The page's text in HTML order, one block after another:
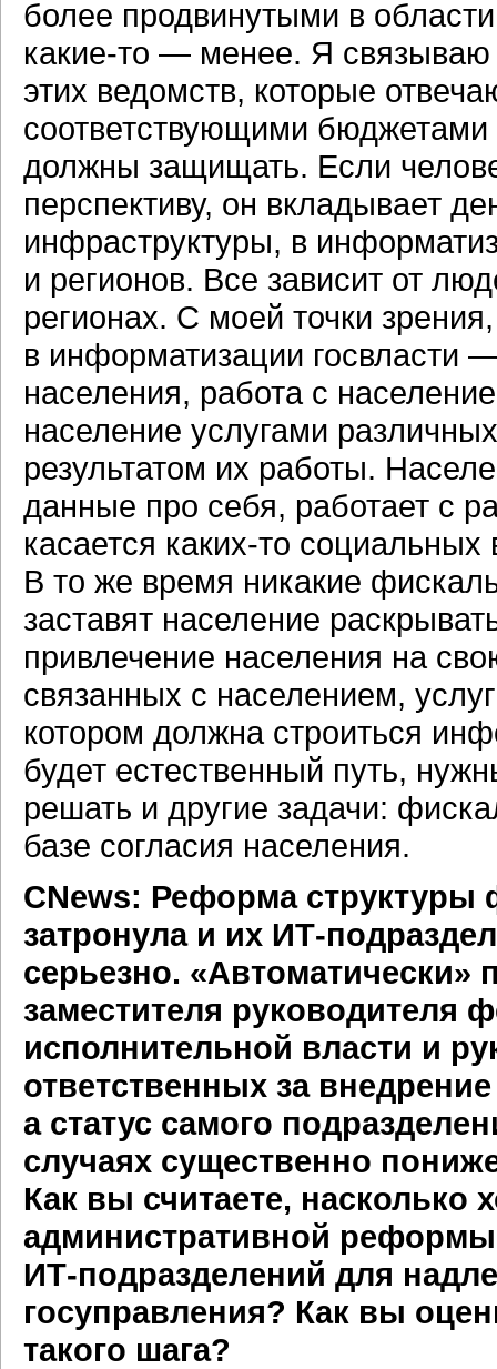
более продвинутыми в
какие-то — менее. Я связываю
этих ведомств, которые
соответствующими бюджетами
должны защищать. Если
перспективу, он вкладывает
инфраструктуры, в
и регионов. Все зависит от
регионах. С моей точки
в информатизации госвласти
населения, работа с
население услугами
результатом их работы.
данные про себя, работает с
касается каких-то социальных
В то же время никакие
заставят население
привлечение населения на
связанных с населением,
котором должна строиться
будет естественный путь,
решать и другие задачи:
базе согласия населения.
CNews: Реформа структуры
затронула и их ИТ-
серьезно.
заместителя руководителя
исполнительной власти и
ответственных за
а статус самого
случаях существенно
Как вы считаете,
административной
ИТ-подразделений для
госуправления? Как вы
такого шага?